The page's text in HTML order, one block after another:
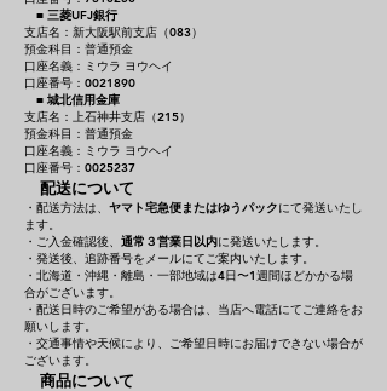
■ 三菱UFJ銀行
支店名：新大阪駅前支店（083）
預金科目：普通預金
口座名義：ミウラ ヨウヘイ
口座番号：0021890
■ 城北信用金庫
支店名：上石神井支店（215）
預金科目：普通預金
口座名義：ミウラ ヨウヘイ
口座番号：0025237
配送について
・配送方法は、 ヤマト宅急便またはゆうパックにて発送いたし
ます。
・ご入金確認後、 通常３営業日以内に発送いたします。
・発送後、追跡番号をメールにてご案内いたします。
・北海道・沖縄・離島・一部地域は4日〜1週間ほどかかる場
合がございます。
・配送日時のご希望がある場合は、当店へ電話にてご連絡をお
願いします。
・交通事情や天候により、ご希望日時にお届けできない場合が
ございます。
商品について